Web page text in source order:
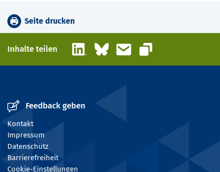
Seite drucken
Inhalte teilen LinkedInBlueskyE-Mail
Link kopieren
Feedback geben
Kontakt
Impressum
Datenschutz
Barrierefreiheit
Cookie-Einstellungen